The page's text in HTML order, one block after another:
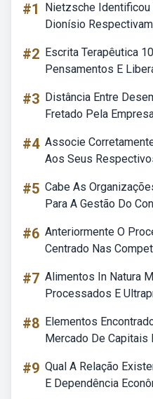
#1
Nietzsche Identificou
Dionísio
#2 Escrita Terapêutica
Pensamentos E
#3 Distância Entre
Fretado Pela
#4 Associe
Aos Seus
#5 Cabe As
Para A Gestão Do
#6 Anteriormente O
Centrado Nas
#7 Alimentos In Natura
Processados E
#8 Elementos
Mercado De Capitais
#9 Qual A Relação
E Dependência